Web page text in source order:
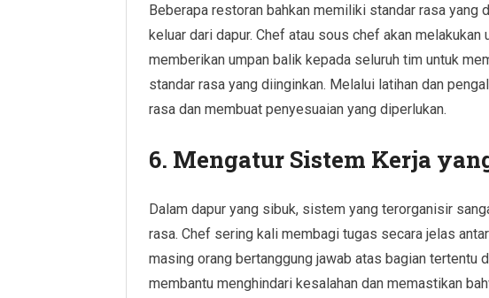
Beberapa restoran bahkan memiliki standar rasa yang
keluar dari dapur. Chef atau sous chef akan melakukan
memberikan umpan balik kepada seluruh tim untuk
standar rasa yang diinginkan. Melalui latihan dan
rasa dan membuat penyesuaian yang diperlukan.
6. Mengatur Sistem Kerja
Dalam dapur yang sibuk, sistem yang terorganisir
rasa. Chef sering kali membagi tugas secara jelas
masing orang bertanggung jawab atas bagian tertentu
membantu menghindari kesalahan dan memastikan